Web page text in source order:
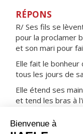
RÉPONS
R/ Ses fils se
pour la proclamer
et son mari pour
Elle fait le bonheur
tous les jours de
Elle étend ses
et tend les bras à
elle rit au jour qui